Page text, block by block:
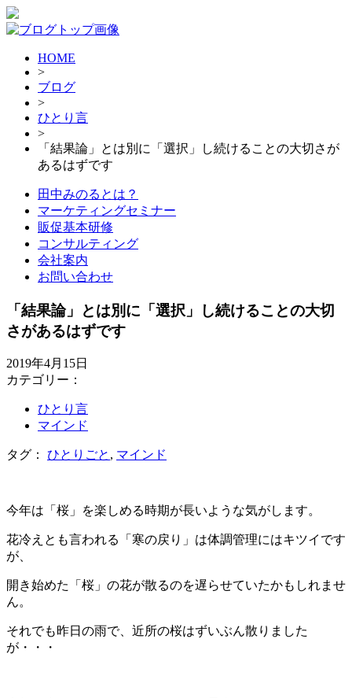
HOME
>
ブログ
>
ひとり言
>
「結果論」とは別に「選択」し続けることの大切さが
あるはずです
田中みのるとは？
マーケティングセミナー
販促基本研修
コンサルティング
会社案内
お問い合わせ
「結果論」とは別に「選択」し続けることの大切
さがあるはずです
2019年4月15日
カテゴリー：
ひとり言
マインド
タグ： ひとりごと , マインド
今年は「桜」を楽しめる時期が長いような気がします。
花冷えとも言われる「寒の戻り」は体調管理にはキツイです
が、
開き始めた「桜」の花が散るのを遅らせていたかもしれませ
ん。
それでも昨日の雨で、近所の桜はずいぶん散りました
が・・・